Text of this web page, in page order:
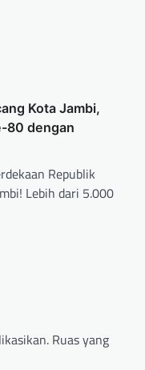
Kota Jambi,
80 dengan
Republik
Lebih dari 5.000
Ruas yang